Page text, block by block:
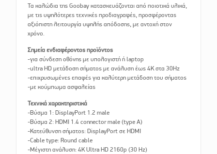
Τα καλώδια της Goobay κατασκευάζονται από ποιοτικά υλικά,
με τις υψηλότερες τεχνικές προδιαγραφές, προσφέροντας
αξιόπιστη λειτουργία υψηλής απόδοσης, με αντοχή στον
χρόνο.
Σημεία ενδιαφέροντος προϊόντος
-για σύνδεση οθόνης με υπολογιστή ή laptop
-ultra HD μετάδοση σήματος με ανάλυση έως 4K στα 30Hz
-επιχρυσωμένες επαφές για καλύτερη μετάδοση του σήματος
-με κούμπωμα ασφαλείας
Τεχνικά χαρακτηριστικά
-Βύσμα 1: DisplayPort 1.2 male
-Βύσμα 2: HDMI 1.4 connector male (type A)
-Κατεύθυνση σήματος: DisplayPort σε HDMI
-Cable type: Round cable
-Μέγιστη ανάλυση: 4K Ultra HD 2160p (30 Hz)